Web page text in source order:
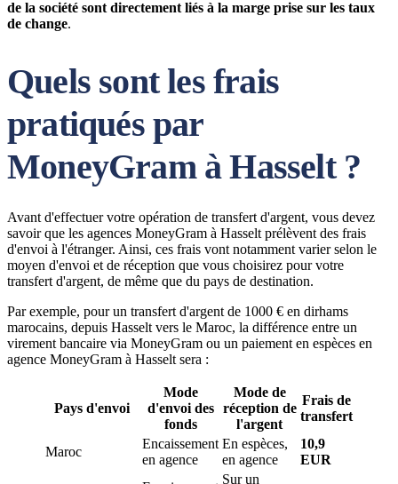
de la société sont directement liés à la marge prise sur les taux
de change.
Quels sont les frais
pratiqués par
MoneyGram à Hasselt ?
Avant d'effectuer votre opération de transfert d'argent, vous devez
savoir que les agences MoneyGram à Hasselt prélèvent des frais
d'envoi à l'étranger. Ainsi, ces frais vont notamment varier selon le
moyen d'envoi et de réception que vous choisirez pour votre
transfert d'argent, de même que du pays de destination.
Par exemple, pour un transfert d'argent de 1000 € en dirhams
marocains, depuis Hasselt vers le Maroc, la différence entre un
virement bancaire via MoneyGram ou un paiement en espèces en
agence MoneyGram à Hasselt sera :
Pays d'envoi
Mode
d'envoi des
fonds
Mode de
réception de
l'argent
Frais de
transfert
Maroc
Encaissement
en agence
En espèces,
en agence
10,9
EUR
Sur un